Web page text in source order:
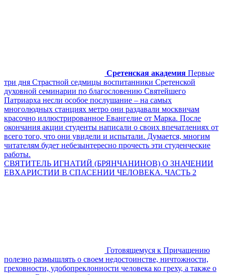
Сретенская академия Первые
три дня Страстной седмицы воспитанники Сретенской
духовной семинарии по благословению Святейшего
Патриарха несли особое послушание – на самых
многолюдных станциях метро они раздавали москвичам
красочно иллюстрированное Евангелие от Марка. После
окончания акции студенты написали о своих впечатлениях от
всего того, что они увидели и испытали. Думается, многим
читателям будет небезынтересно прочесть эти студенческие
работы.
СВЯТИТЕЛЬ ИГНАТИЙ (БРЯНЧАНИНОВ) О ЗНАЧЕНИИ
ЕВХАРИСТИИ В СПАСЕНИИ ЧЕЛОВЕКА. ЧАСТЬ 2
Готовящемуся к Причащению
полезно размышлять о своем недостоинстве, ничтожности,
греховности, удобопреклонности человека ко греху, а также о